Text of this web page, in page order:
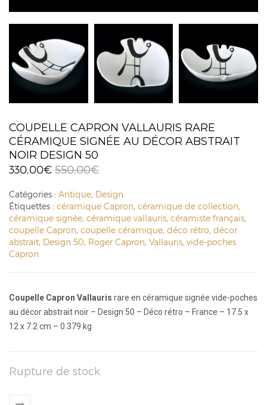
COUPELLE CAPRON VALLAURIS RARE
CÉRAMIQUE SIGNÉE AU DÉCOR ABSTRAIT
NOIR DESIGN 50
550,00€
330,00€
Catégories : Antique Design
Étiquettes : céramique Capron céramique de collection
céramique signée céramique vallauris céramiste français
coupelle Capron coupelle céramique déco rétro décor
abstrait Design 50 Roger Capron Vallauris vide-poches
Capron
Coupelle Capron Vallauris rare en céramique signée vide-poches
au décor abstrait noir – Design 50 – Déco rétro – France – 17.5 x
12 x 7.2 cm – 0.379 kg
Rupture de stock